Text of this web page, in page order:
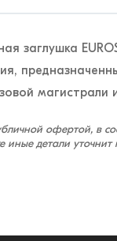
заглушка
магистрали
офертой, в
иные детали